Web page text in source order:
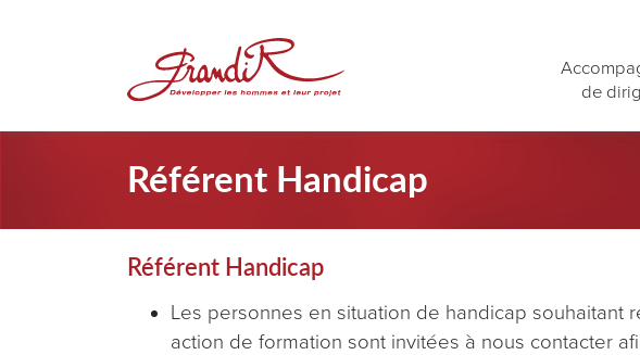
de
Référent Handicap
Référent Handicap
Les personnes en situation de handicap souhaitant
action de formation sont invitées à nous contacter